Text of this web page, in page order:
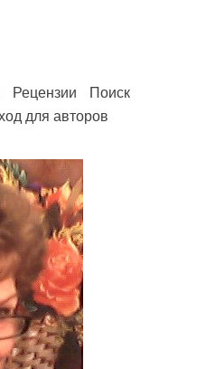
Рецензии
Поиск
для авторов